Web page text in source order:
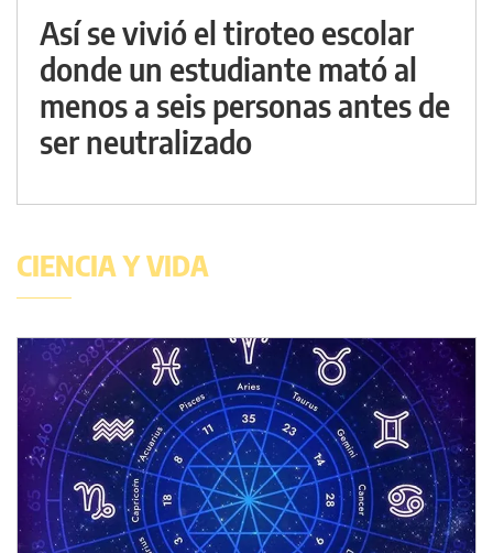
Así se vivió el tiroteo escolar
donde un estudiante mató al
menos a seis personas antes de
ser neutralizado
CIENCIA Y VIDA